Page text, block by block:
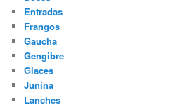
Entradas
Frangos
Gaucha
Gengibre
Glaces
Junina
Lanches